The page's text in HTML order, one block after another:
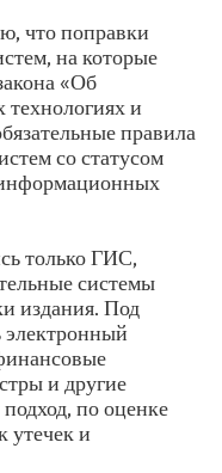
что поправки
на которые
«Об
и
правила
со статусом
только ГИС,
системы
издания. Под
электронный
и другие
по оценке
утечек и